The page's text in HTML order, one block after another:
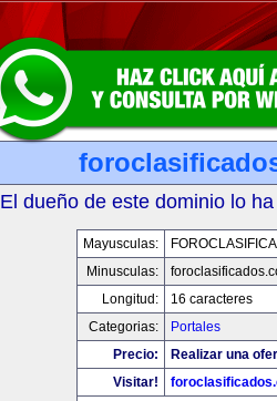
El dueño de este dominio lo
Mayusculas:
Minusculas:
Longitud:
16 caracteres
Categorias:
Portales
Precio:
Realizar una
Visitar!